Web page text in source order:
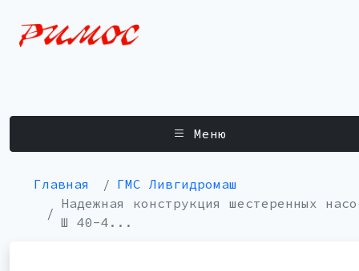
Меню
Главная
ГМС Ливгидромаш
Надежная конструкция шестеренных
Ш 40-4...